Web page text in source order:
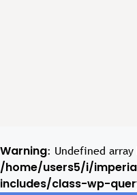
Warning: Undefined array
/home/users5/i/
includes/class-wp-